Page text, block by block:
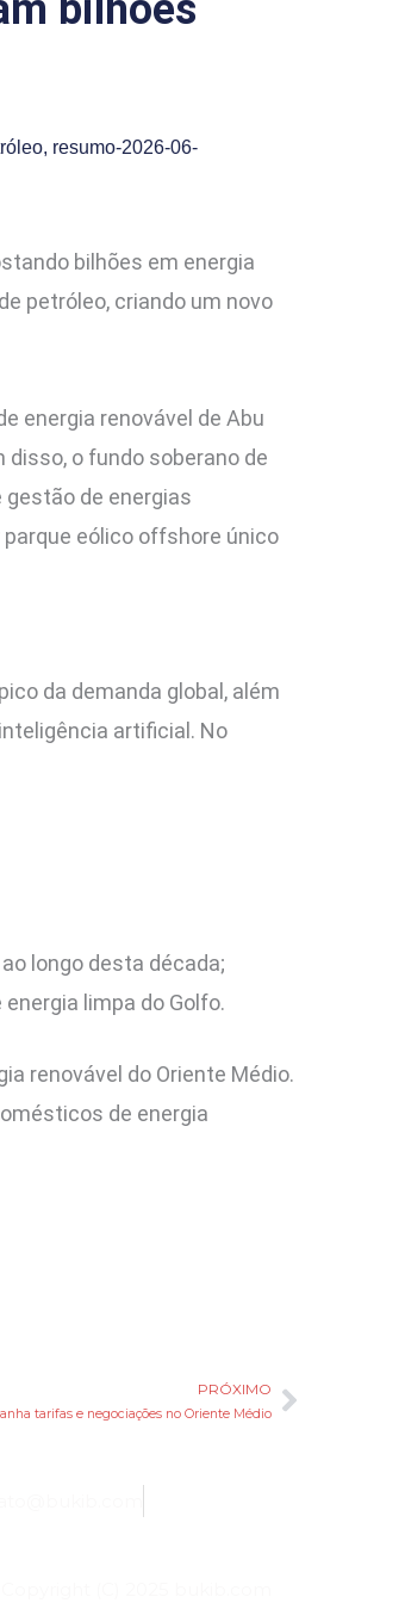
, resumo-2026-06-
bilhões em energia
petróleo, criando um novo
energia renovável de Abu
disso, o fundo soberano de
de energias
parque eólico offshore único
da demanda global, além
artificial. No
longo desta década;
limpa do Golfo.
renovável do Oriente Médio.
de energia
PRÓXIMO
tarifas e negociações no Oriente Médio